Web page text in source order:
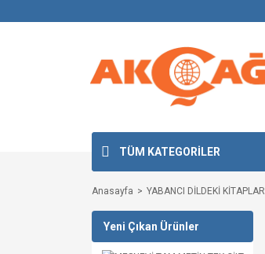
TÜM KATEGORİLER
Anasayfa YABANCI DİLDEKİ KİTAPLAR
Yeni Çıkan Ürünler